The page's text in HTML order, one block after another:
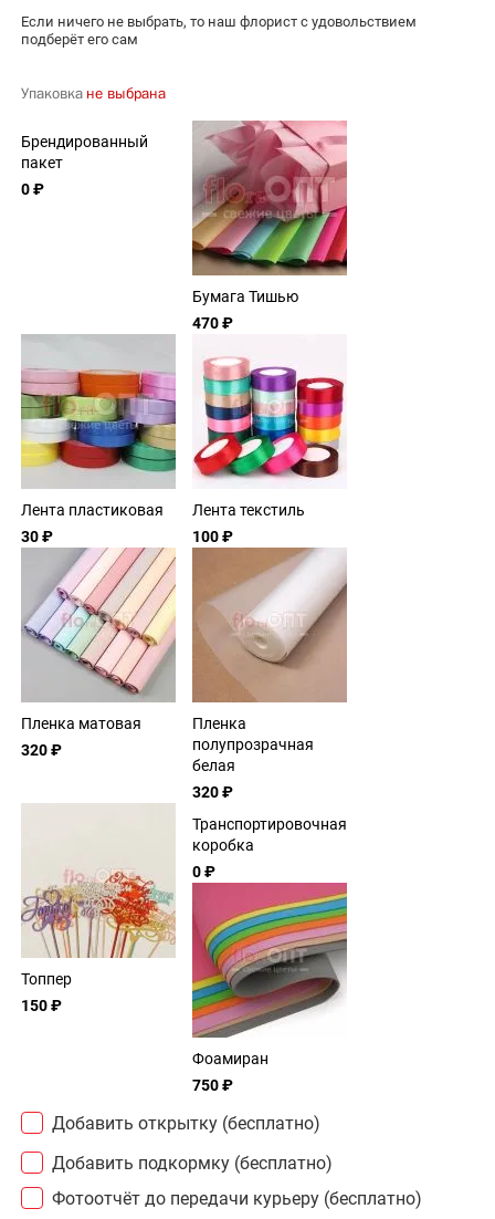
Если ничего не выбрать, то наш флорист с удовольствием
подберёт его сам
Упаковка не выбрана
Брендированный
пакет
0 ₽
Бумага Тишью
470 ₽
Лента пластиковая
30 ₽
Лента текстиль
100 ₽
Пленка матовая
320 ₽
Пленка
полупрозрачная
белая
320 ₽
Топпер
150 ₽
Транспортировочная
коробка
0 ₽
Фоамиран
750 ₽
Добавить открытку (бесплатно)
Добавить подкормку (бесплатно)
Фотоотчёт до передачи курьеру (бесплатно)